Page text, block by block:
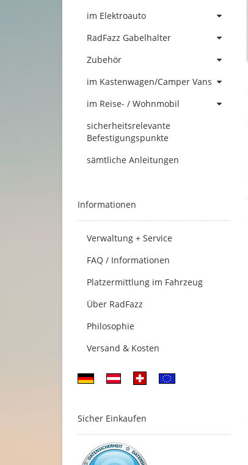
im Elektroauto
RadFazz Gabelhalter
Zubehör
im Kastenwagen/Camper Vans
im Reise- / Wohnmobil
sicherheitsrelevante
Befestigungspunkte
sämtliche Anleitungen
Informationen
Verwaltung + Service
FAQ / Informationen
Platzermittlung im Fahrzeug
Über RadFazz
Philosophie
Versand & Kosten
Sicher Einkaufen